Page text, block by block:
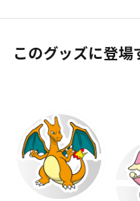
このグッズに登場